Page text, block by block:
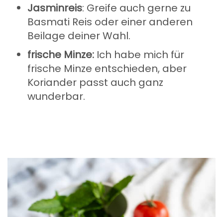
Jasminreis: Greife auch gerne zu
Basmati Reis oder einer anderen
Beilage deiner Wahl.
frische Minze: Ich habe mich für
frische Minze entschieden, aber
Koriander passt auch ganz
wunderbar.